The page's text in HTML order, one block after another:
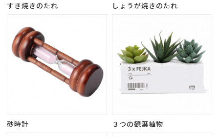
すき焼きのたれ しょうが焼きのたれ
砂時計 ３つの観葉植物